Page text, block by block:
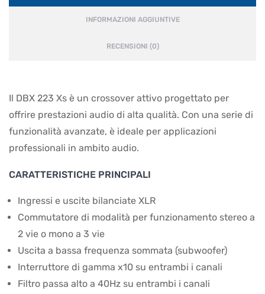
INFORMAZIONI AGGIUNTIVE
RECENSIONI (0)
Il DBX 223 Xs è un crossover attivo progettato per
offrire prestazioni audio di alta qualità. Con una serie di
funzionalità avanzate, è ideale per applicazioni
professionali in ambito audio.
CARATTERISTICHE PRINCIPALI
Ingressi e uscite bilanciate XLR
Commutatore di modalità per funzionamento stereo a
2 vie o mono a 3 vie
Uscita a bassa frequenza sommata (subwoofer)
Interruttore di gamma x10 su entrambi i canali
Filtro passa alto a 40Hz su entrambi i canali